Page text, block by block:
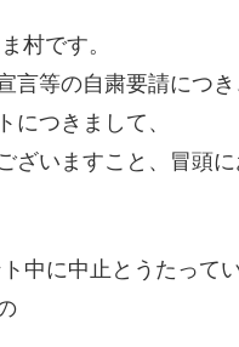
村です。
言等の自粛要請につき
につきまして、
ざいますこと、冒頭
中に中止とうたって